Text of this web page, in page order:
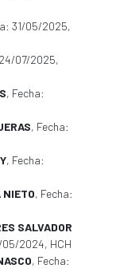
31/05/2025,
07/2025,
, Fecha:
, Fecha:
, Fecha:
, Fecha:
SALVADOR
2024, HCH
, Fecha: